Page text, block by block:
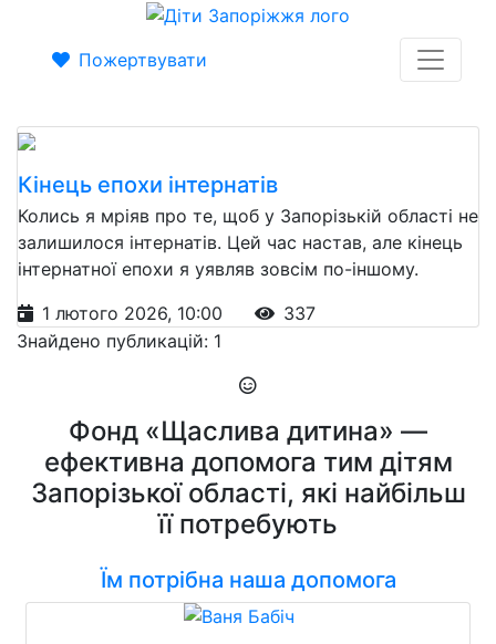
Пожертвувати
Кінець епохи інтернатів
Колись я мріяв про те, щоб у Запорізькій області не
залишилося інтернатів. Цей час настав, але кінець
інтернатної епохи я уявляв зовсім по-іншому.
1 лютого 2026, 10:00
337
Знайдено публикацій: 1
Фонд «Щаслива дитина» —
ефективна допомога тим дітям
Запорізької області, які найбільш
її потребують
Їм потрібна наша допомога